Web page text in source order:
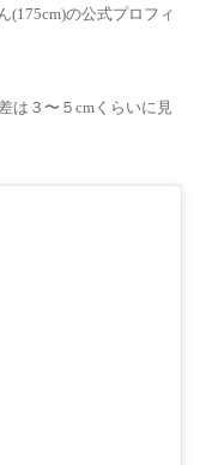
(175cm)の公式プロフィ
は３〜５cmくらいに見